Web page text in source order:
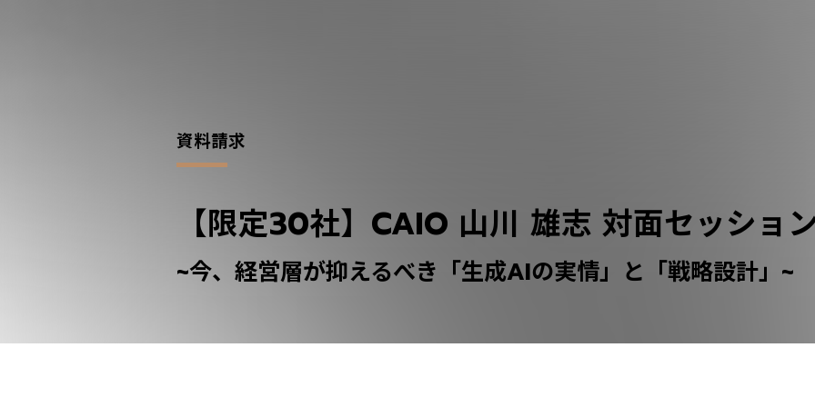
資料請求
【限定30社】CAIO 山川 雄志 対面セッショ
~今、経営層が抑えるべき「生成AIの実情」と「戦略設計」~